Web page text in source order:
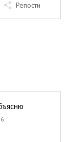
Репости